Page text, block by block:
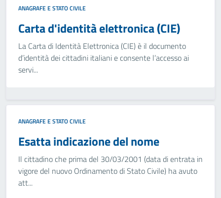
ANAGRAFE E STATO CIVILE
Carta d'identità elettronica (CIE)
La Carta di Identità Elettronica (CIE) è il documento
d’identità dei cittadini italiani e consente l’accesso ai
servi...
ANAGRAFE E STATO CIVILE
Esatta indicazione del nome
Il cittadino che prima del 30/03/2001 (data di entrata in
vigore del nuovo Ordinamento di Stato Civile) ha avuto
att...